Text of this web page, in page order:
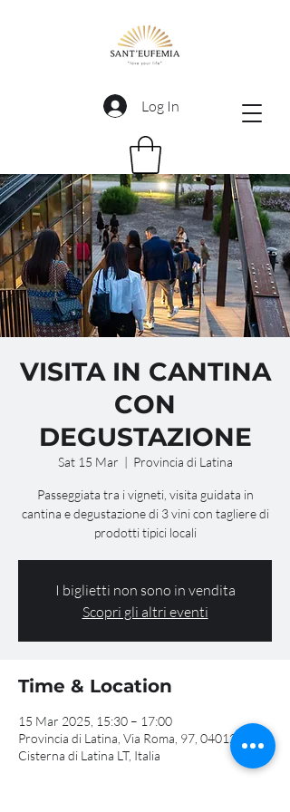
Log In
VISITA IN CANTINA
CON
DEGUSTAZIONE
Sat 15 Mar
  |
Provincia di Latina
Passeggiata tra i vigneti, visita guidata in
cantina e degustazione di 3 vini con tagliere di
prodotti tipici locali
I biglietti non sono in vendita
Scopri gli altri eventi
Time & Location
15 Mar 2025, 15:30 – 17:00
Provincia di Latina, Via Roma, 97, 04012
Cisterna di Latina LT, Italia